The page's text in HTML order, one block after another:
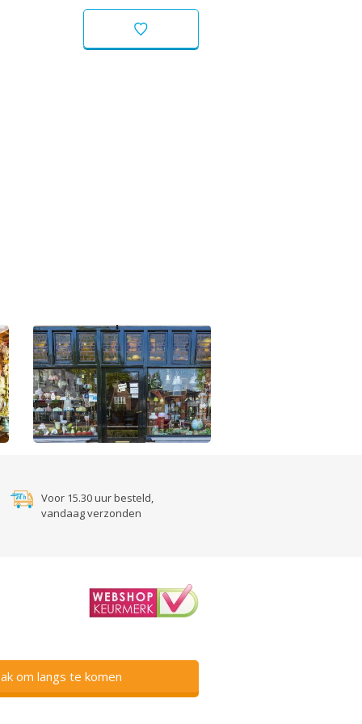
Voor 15.30 uur besteld,
vandaag verzonden
om langs te komen